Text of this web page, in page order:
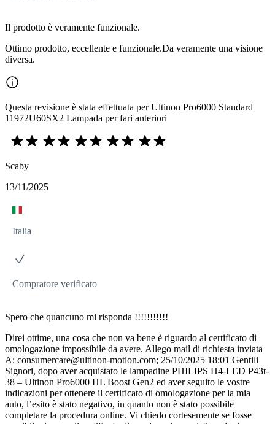
Il prodotto è veramente funzionale.
Ottimo prodotto, eccellente e funzionale.Da veramente una visione
diversa.
Questa revisione è stata effettuata per Ultinon Pro6000 Standard
11972U60SX2 Lampada per fari anteriori
Scaby
13/11/2025
Italia
Compratore verificato
Spero che quancuno mi risponda !!!!!!!!!!!
Direi ottime, una cosa che non va bene è riguardo al certificato di
omologazione impossibile da avere. Allego mail di richiesta inviata
A: consumercare@ultinon-motion.com; 25/10/2025 18:01 Gentili
Signori, dopo aver acquistato le lampadine PHILIPS H4-LED P43t-
38 – Ultinon Pro6000 HL Boost Gen2 ed aver seguito le vostre
indicazioni per ottenere il certificato di omologazione per la mia
auto, l’esito è stato negativo, in quanto non è stato possibile
completare la procedura online. Vi chiedo cortesemente se fosse